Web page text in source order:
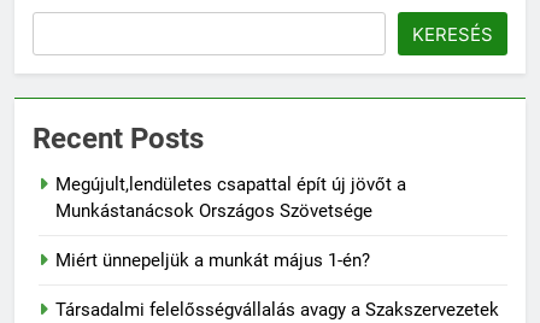
KERESÉS
Recent Posts
Megújult,lendületes csapattal épít új jövőt a
Munkástanácsok Országos Szövetsége
Miért ünnepeljük a munkát május 1-én?
Társadalmi felelősségvállalás avagy a Szakszervezetek